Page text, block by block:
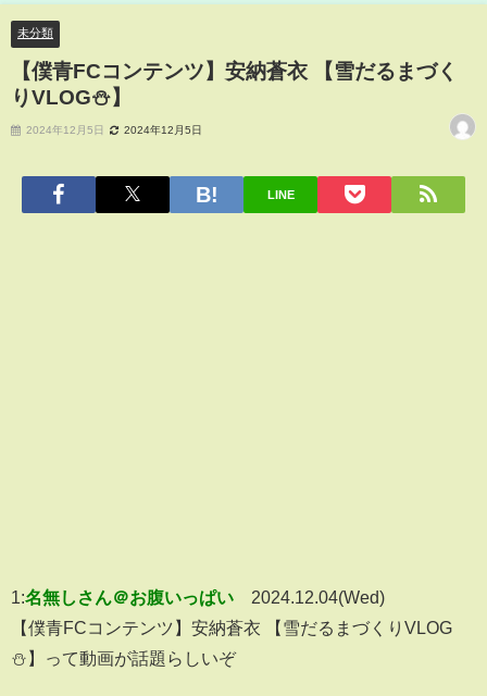
未分類
【僕青FCコンテンツ】安納蒼衣 【雪だるまづく
りVLOG⛄️】
2024年12月5日 2024年12月5日
LINE
1:名無しさん＠お腹いっぱい
2024.12.04(Wed)
【僕青FCコンテンツ】安納蒼衣 【雪だるまづくりVLOG
⛄️】って動画が話題らしいぞ